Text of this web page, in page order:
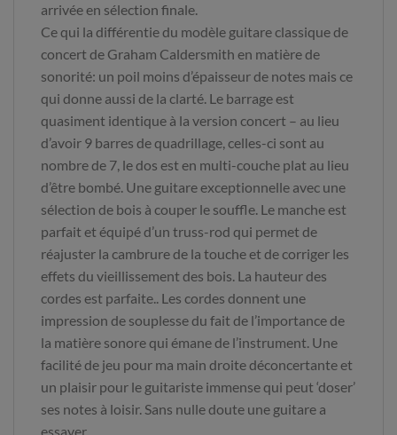
arrivée en sélection finale.
Ce qui la différentie du modèle guitare classique de
concert de Graham Caldersmith en matière de
sonorité: un poil moins d’épaisseur de notes mais ce
qui donne aussi de la clarté. Le barrage est
quasiment identique à la version concert – au lieu
d’avoir 9 barres de quadrillage, celles-ci sont au
nombre de 7, le dos est en multi-couche plat au lieu
d’être bombé. Une guitare exceptionnelle avec une
sélection de bois à couper le souffle. Le manche est
parfait et équipé d’un truss-rod qui permet de
réajuster la cambrure de la touche et de corriger les
effets du vieillissement des bois. La hauteur des
cordes est parfaite.. Les cordes donnent une
impression de souplesse du fait de l’importance de
la matière sonore qui émane de l’instrument. Une
facilité de jeu pour ma main droite déconcertante et
un plaisir pour le guitariste immense qui peut ‘doser’
ses notes à loisir. Sans nulle doute une guitare a
essayer.